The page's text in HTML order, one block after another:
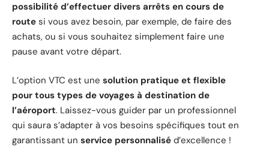
possibilité d’effectuer divers arrêts en cours de
route si vous avez besoin, par exemple, de faire des
achats, ou si vous souhaitez simplement faire une
pause avant votre départ.
L’option VTC est une solution pratique et flexible
pour tous types de voyages à destination de
l’aéroport. Laissez-vous guider par un professionnel
qui saura s’adapter à vos besoins spécifiques tout en
garantissant un service personnalisé d’excellence !